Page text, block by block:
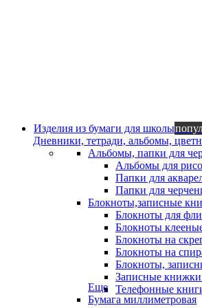
Изделия из бумаги для школы
Дневники, тетради, альбомы,
Альбомы, папки для
Альбомы для
Папки для
Папки для
Блокноты,записные
Блокноты для
Блокноты
Блокноты на
Блокноты на
Блокноты,
Записные книжки
Телефонные
Еще
Бумага миллиметровая